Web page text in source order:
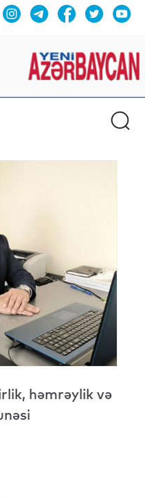
həmrəylik və